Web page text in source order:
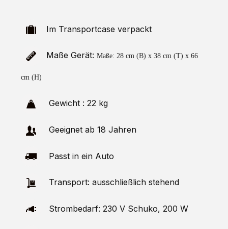
Im Transportcase verpackt
Maße Gerät: Maße: 28 cm (B) x 38 cm (T) x 66
cm (H)
Gewicht : 22 kg
Geeignet ab 18 Jahren
Passt in ein Auto
Transport: ausschließlich stehend
Strombedarf: 230 V Schuko, 200 W